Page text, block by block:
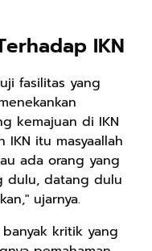
IKN
fasilitas yang
kemajuan di IKN
itu masyaallah
ada orang yang
dulu, datang dulu
ujarnya.
kritik yang